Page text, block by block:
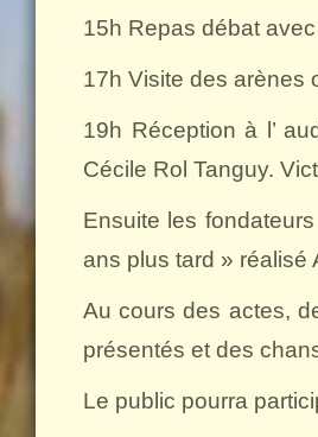
15h Repas débat
17h Visite des arènes
19h Réception à l’
Cécile Rol Tanguy.
Ensuite les
ans plus tard » réalisé
Au cours des actes,
présentés et des
Le public pourra